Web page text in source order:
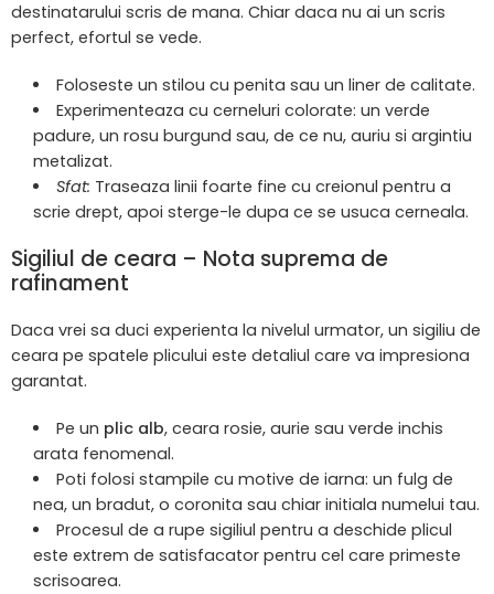
destinatarului scris de mana. Chiar daca nu ai un scris
perfect, efortul se vede.
Foloseste un stilou cu penita sau un liner de calitate.
Experimenteaza cu cerneluri colorate: un verde
padure, un rosu burgund sau, de ce nu, auriu si argintiu
metalizat.
Sfat: Traseaza linii foarte fine cu creionul pentru a
scrie drept, apoi sterge-le dupa ce se usuca cerneala.
Sigiliul de ceara – Nota suprema de
rafinament
Daca vrei sa duci experienta la nivelul urmator, un sigiliu de
ceara pe spatele plicului este detaliul care va impresiona
garantat.
Pe un plic alb, ceara rosie, aurie sau verde inchis
arata fenomenal.
Poti folosi stampile cu motive de iarna: un fulg de
nea, un bradut, o coronita sau chiar initiala numelui tau.
Procesul de a rupe sigiliul pentru a deschide plicul
este extrem de satisfacator pentru cel care primeste
scrisoarea.